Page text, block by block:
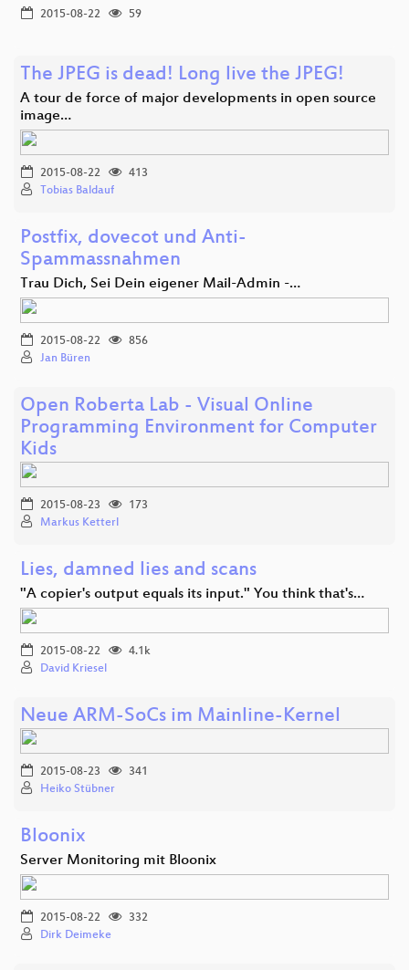
2015-08-22 59
The JPEG is dead! Long live the JPEG!
A tour de force of major developments in open source
image…
2015-08-22
413
Tobias Baldauf
Postfix, dovecot und Anti-
Spammassnahmen
Trau Dich, Sei Dein eigener Mail-Admin -…
2015-08-22
856
Jan Büren
Open Roberta Lab - Visual Online
Programming Environment for Computer
Kids
2015-08-23
173
Markus Ketterl
Lies, damned lies and scans
"A copier's output equals its input." You think that's…
2015-08-22
4.1k
David Kriesel
Neue ARM-SoCs im Mainline-Kernel
2015-08-23
341
Heiko Stübner
Bloonix
Server Monitoring mit Bloonix
2015-08-22
332
Dirk Deimeke